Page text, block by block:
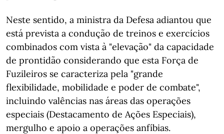
Neste sentido, a ministra da Defesa adiantou que
está prevista a condução de treinos e exercícios
combinados com vista à "elevação" da capacidade
de prontidão considerando que esta Força de
Fuzileiros se caracteriza pela "grande
flexibilidade, mobilidade e poder de combate",
incluindo valências nas áreas das operações
especiais (Destacamento de Ações Especiais),
mergulho e apoio a operações anfíbias.